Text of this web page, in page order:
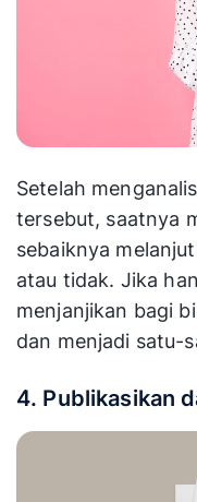
Setelah
tersebut, saatnya
sebaiknya
atau tidak. Jika
menjanjikan bagi
dan menjadi satu-
4. Publikasikan